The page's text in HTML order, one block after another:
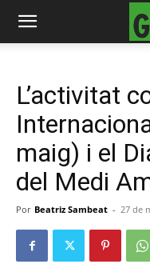
L’activitat
maig) i el
del Medi
Por Beatriz Sambeat - 27 de